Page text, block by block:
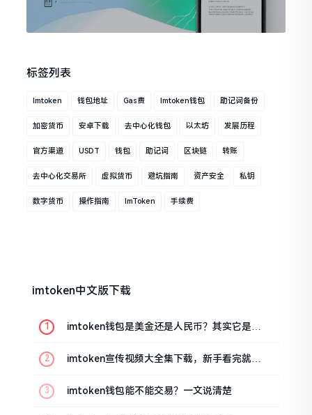
标签列表
Imtoken 钱包地址 Gas费 Imtoken钱包 助记词备份
加密货币 安卓下载 去中心化钱包 以太坊 发展历程
官方渠道 USDT 钱包 助记词 区块链 转账
去中心化交易所 虚拟货币 避坑指南 资产安全 私钥
数字货币 操作指南 ImToken 手续费
imtoken中文版下载
imtoken钱包是美金还是人民币？其实它是个
imtoken宣传视频大全集下载，新手看完就懂
imtoken钱包能不能交易？一文说清楚